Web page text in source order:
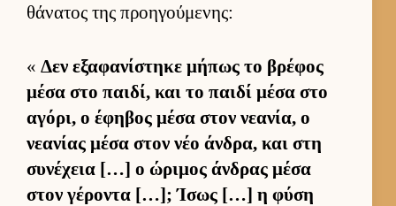
θάνατος της προη­γού­μενης:
« Δεν εξαφανίστηκε μήπως το βρέφος
μέσα στο παι­δί, και το παιδί μέσα στο
αγόρι, ο έφηβος μέσα στον νεανία, ο
νεανίας μέσα στον νέο άν­δρα, και στη
συνέχεια […] ο ώριμος άν­δρας μέσα
στον γέροντα […]; Ίσως […] η φύση